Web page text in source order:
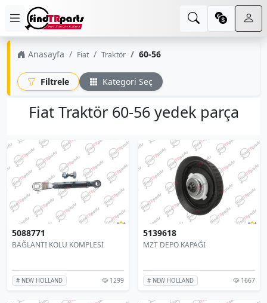
Anasayfa Fiat Traktör 60-56
Filtrele Kategori Seç
Fiat Traktör 60-56 yedek parça
5088771
BAĞLANTI KOLU KOMPLESİ
# NEW HOLLAND 1299
5139618
MZT DEPO KAPAĞI
# NEW HOLLAND 1667